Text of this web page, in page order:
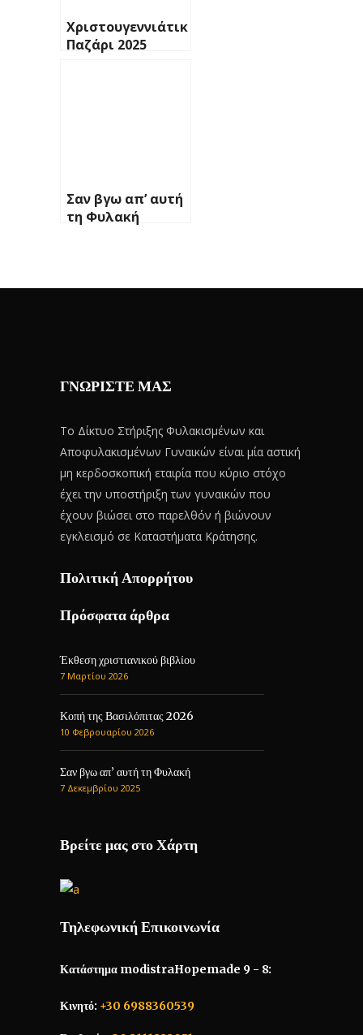
Χριστουγεννιάτικο
Παζάρι 2025
Σαν βγω απ’ αυτή
τη Φυλακή
ΓΝΩΡΙΣΤΕ ΜΑΣ
Το Δίκτυο Στήριξης Φυλακισμένων και
Αποφυλακισμένων Γυναικών είναι μία αστική
μη κερδοσκοπική εταιρία που κύριο στόχο
έχει την υποστήριξη των γυναικών που
έχουν βιώσει στο παρελθόν ή βιώνουν
εγκλεισμό σε Καταστήματα Κράτησης.
Πολιτική Απορρήτου
Πρόσφατα άρθρα
Έκθεση χριστιανικού βιβλίου
7 Μαρτίου 2026
Κοπή της Βασιλόπιτας 2026
10 Φεβρουαρίου 2026
Σαν βγω απ’ αυτή τη Φυλακή
7 Δεκεμβρίου 2025
Βρείτε μας στο Χάρτη
Τηλεφωνική Επικοινωνία
Κατάστημα modistraHopemade 9 - 8:
Κινητό: +30 6988360539